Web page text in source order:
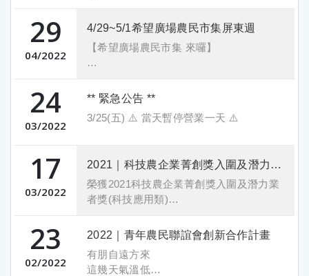
【Sogo好食好物大集合】加入官方line@
還能現抵$20
優惠組合免運宅配中
最新優惠都在 #Sogo忠孝館小農市集等你
唷
展售資訊
2022.06.09(四)~2022.06.12(日)
好食好物小農市集：Sogo忠孝館12F
106台北市大安區忠孝東路四段45號（捷
運忠孝復興站4號出口）
29
04 2022
4/29~5/1希望廣場農民市集屏東週
【希望廣場農民市集 來囉】
鱸魚四寶陪你共度美好週末
市集獨家限定優惠只在這裡看得到
優惠組合數量有限賣完小編也沒辦法囉
歡迎來找我們，大家週末見～
2022.04.30(六)~2022.05.01(日)
希望廣場小農市集：台北市中正區林森北
路與號北平東路交叉口（捷運善導寺站步
行5分鐘）
H區01號 峰漁養殖場
24
03 2022
** 緊急公告 **
3/25(五) ⚠️ 當天暫停營業一天 ⚠️
17
03 2022
2021｜科技農企業菁創獎入圍及潛力業者獎(科技應用類)
榮獲2021科技農企業菁創獎入圍及潛力業
者獎(科技應用類)
科技應用訴求化繁為簡，技術越有深度，
在執行面上就要更具適應性及易操作，對
產業才有持續的幫助！
感謝肯定，持續努力。
23
02 2022
2022｜青年農民聯誼會創新合作計畫
有朋自遠方來
這幾天氣溫低